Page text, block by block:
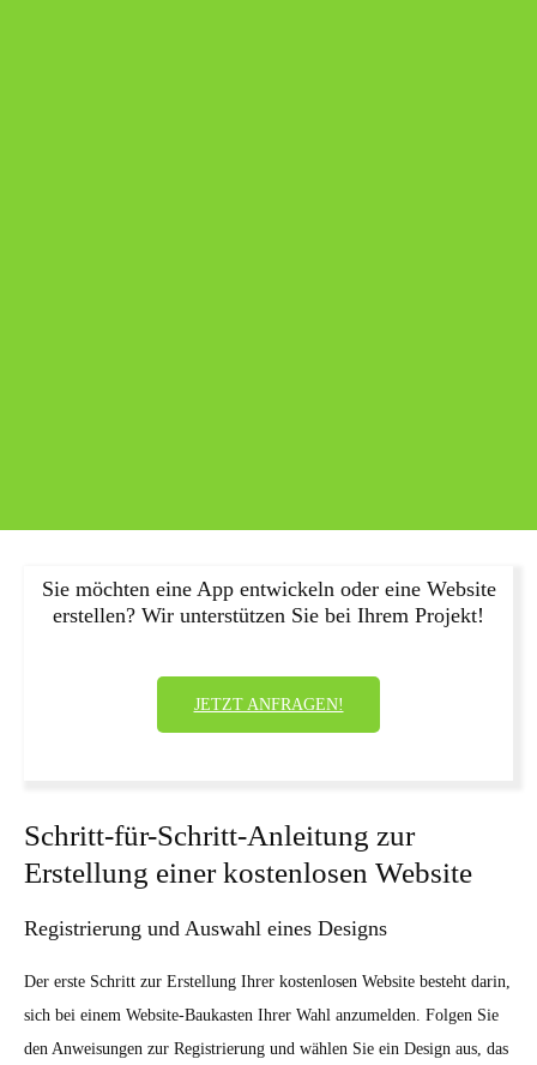
Sie möchten eine App entwickeln oder eine Website
erstellen? Wir unterstützen Sie bei Ihrem Projekt!
JETZT ANFRAGEN!
Schritt-für-Schritt-Anleitung zur
Erstellung einer kostenlosen Website
Registrierung und Auswahl eines Designs
Der erste Schritt zur Erstellung Ihrer kostenlosen Website besteht darin,
sich bei einem Website-Baukasten Ihrer Wahl anzumelden. Folgen Sie
den Anweisungen zur Registrierung und wählen Sie ein Design aus, das